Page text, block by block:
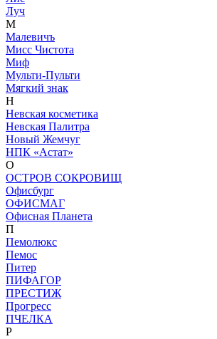
Луч
М
Малевичъ
Мисс Чистота
Миф
Мульти-Пульти
Мягкий знак
Н
Невская косметика
Невская Палитра
Новый Жемчуг
НПК «Астат»
О
ОСТРОВ СОКРОВИЩ
Офисбург
ОФИСМАГ
Офисная Планета
П
Пемолюкс
Пемос
Питер
ПИФАГОР
ПРЕСТИЖ
Прогресс
ПЧЕЛКА
Р